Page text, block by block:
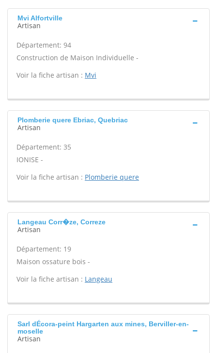
Mvi Alfortville
Artisan
Département: 94
Construction de Maison Individuelle -
Voir la fiche artisan : Mvi
Plomberie quere Ebriac, Quebriac
Artisan
Département: 35
IONISE -
Voir la fiche artisan : Plomberie quere
Langeau Corr�ze, Correze
Artisan
Département: 19
Maison ossature bois -
Voir la fiche artisan : Langeau
Sarl dÉcora-peint Hargarten aux mines, Berviller-en-
moselle
Artisan